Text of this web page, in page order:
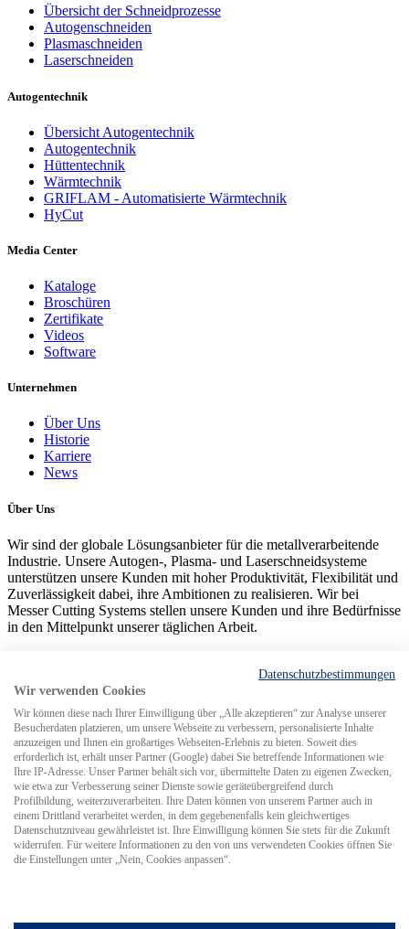
Übersicht der Schneidprozesse
Autogenschneiden
Plasmaschneiden
Laserschneiden
Autogentechnik
Übersicht Autogentechnik
Autogentechnik
Hüttentechnik
Wärmtechnik
GRIFLAM - Automatisierte Wärmtechnik
HyCut
Media Center
Kataloge
Broschüren
Zertifikate
Videos
Software
Unternehmen
Über Uns
Historie
Karriere
News
Über Uns
Wir sind der globale Lösungsanbieter für die metallverarbeitende
Industrie. Unsere Autogen-, Plasma- und Laserschneidsysteme
unterstützen unsere Kunden mit hoher Produktivität, Flexibilität und
Zuverlässigkeit dabei, ihre Ambitionen zu realisieren. Wir bei
Messer Cutting Systems stellen unsere Kunden und ihre Bedürfnisse
in den Mittelpunkt unserer täglichen Arbeit.
Einkaufsbedingungen
© 2026 Messer Cutting Systems GmbH & Co. KG
Search for
MCS weltweit
Datenschutzbestimmungen
Wir verwenden Cookies
Wir können diese nach Ihrer Einwilligung über „Alle akzeptieren“ zur Analyse unserer
Besucherdaten platzieren, um unsere Webseite zu verbessern, personalisierte Inhalte
anzuzeigen und Ihnen ein großartiges Webseiten-Erlebnis zu bieten. Soweit dies
erforderlich ist, erhält unser Partner (Google) dabei Sie betreffende Informationen wie
Ihre IP-Adresse. Unser Partner behält sich vor, übermittelte Daten zu eigenen Zwecken,
wie etwa zur Verbesserung seiner Dienste sowie geräteübergreifend durch
Profilbildung, weiterzuverarbeiten. Ihre Daten können von unserem Partner auch in
einem Drittland verarbeitet werden, in dem gegebenenfalls kein gleichwertiges
Datenschutzniveau gewährleistet ist. Ihre Einwilligung können Sie stets für die Zukunft
widerrufen. Für weitere Informationen zu den von uns verwendeten Cookies öffnen Sie
die Einstellungen unter „Nein, Cookies anpassen“.